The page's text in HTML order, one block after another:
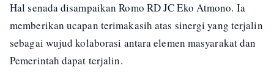
Hal senada disampaikan Romo RD JC Eko Atmono. Ia
memberikan ucapan terimakasih atas sinergi yang terjalin
sebagai wujud kolaborasi antara elemen masyarakat dan
Pemerintah dapat terjalin.